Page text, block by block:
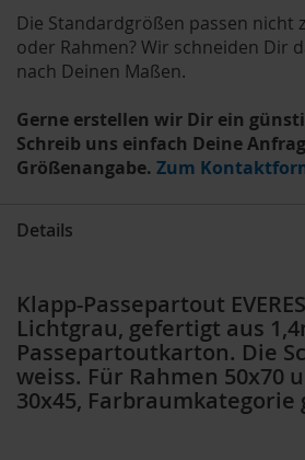
Die Standardgrößen passen nicht
oder Rahmen? Wir schneiden Dir
nach Deinen Maßen.
Gerne erstellen wir Dir ein
Schreib uns einfach Deine
Größenangabe. Zum
Details
Klapp-Passepartout
Lichtgrau, gefertigt aus
Passepartoutkarton. Die
weiss. Für Rahmen 50x70
30x45, Farbraumkategorie